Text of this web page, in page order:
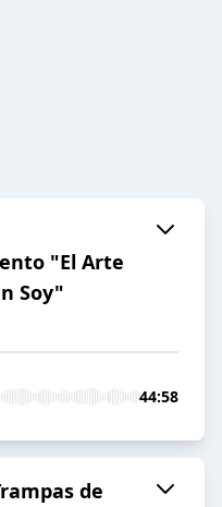
"El Arte
Soy"
44:58
de